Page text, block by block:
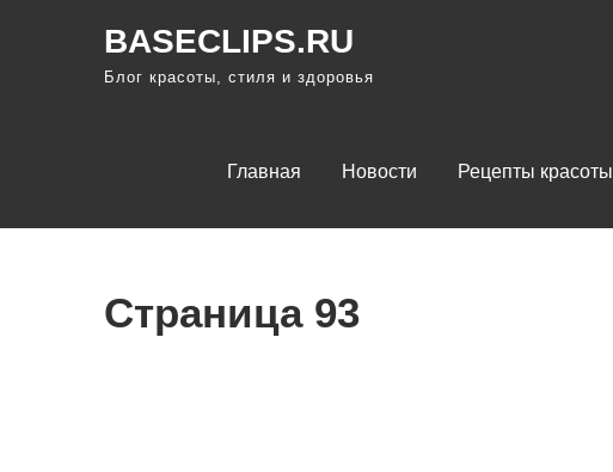
BASECLIPS.RU
Блог красоты, стиля и здоровья
Главная Новости Рецепты красоты
Страница 93